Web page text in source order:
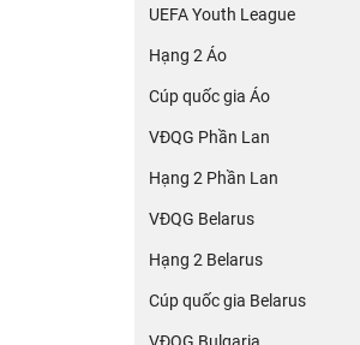
UEFA Youth League
Hạng 2 Áo
Cúp quốc gia Áo
VĐQG Phần Lan
Hạng 2 Phần Lan
VĐQG Belarus
Hạng 2 Belarus
Cúp quốc gia Belarus
VĐQG Bulgaria